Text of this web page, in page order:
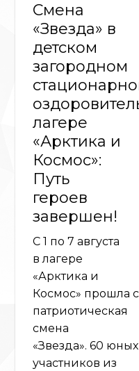
Смена
«Звезда» в
детском
загородном
лагере
«Арктика и
Космос»:
Путь
героев
завершен!
С 1 по 7 августа
в лагере
«Арктика и
Космос» прошла
патриотическая
смена
«Звезда». 60 юных
участников из